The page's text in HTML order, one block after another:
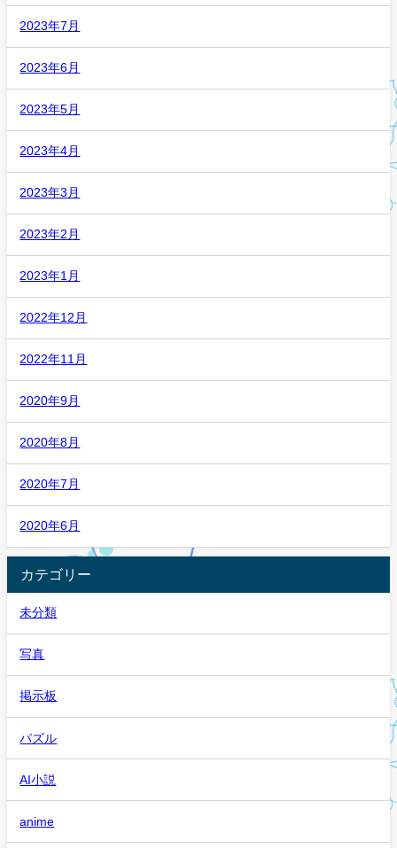
2023年7月
2023年6月
2023年5月
2023年4月
2023年3月
2023年2月
2023年1月
2022年12月
2022年11月
2020年9月
2020年8月
2020年7月
2020年6月
カテゴリー
未分類
写真
掲示板
パズル
AI小説
anime